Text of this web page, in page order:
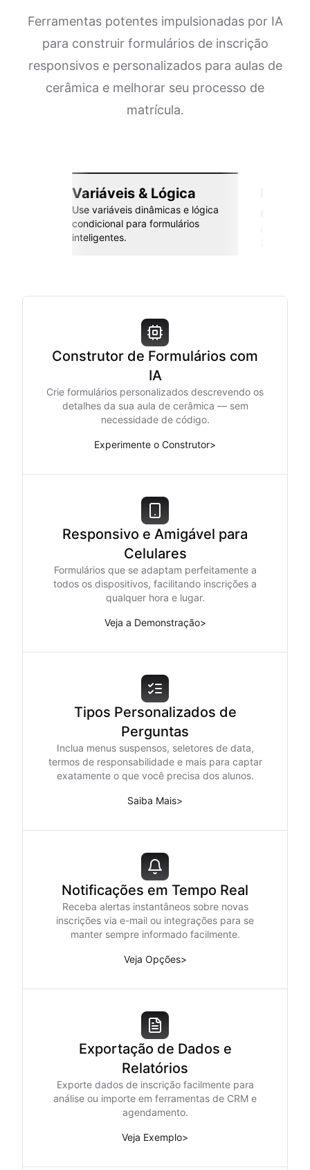
Ferramentas potentes impulsionadas por IA
para construir formulários de inscrição
responsivos e personalizados para aulas de
cerâmica e melhorar seu processo de
matrícula.
Variáveis & Lógica
Use variáveis dinâmicas e lógica
condicional para formulários
inteligentes.
Construtor de Formulários com
IA
Crie formulários personalizados descrevendo os
detalhes da sua aula de cerâmica — sem
necessidade de código.
Experimente o Construtor>
Responsivo e Amigável para
Celulares
Formulários que se adaptam perfeitamente a
todos os dispositivos, facilitando inscrições a
qualquer hora e lugar.
Veja a Demonstração>
Tipos Personalizados de
Perguntas
Inclua menus suspensos, seletores de data,
termos de responsabilidade e mais para captar
exatamente o que você precisa dos alunos.
Saiba Mais>
Notificações em Tempo Real
Receba alertas instantâneos sobre novas
inscrições via e-mail ou integrações para se
manter sempre informado facilmente.
Veja Opções>
Exportação de Dados e
Relatórios
Exporte dados de inscrição facilmente para
análise ou importe em ferramentas de CRM e
agendamento.
Veja Exemplo>